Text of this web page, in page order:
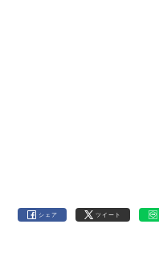
シェア ツイート